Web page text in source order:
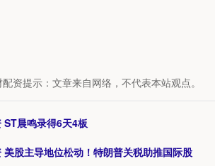
配资提示：文章来自网络，不代表本站观点。
ST晨鸣录得6天4板
美股主导地位松动！特朗普关税助推国际股